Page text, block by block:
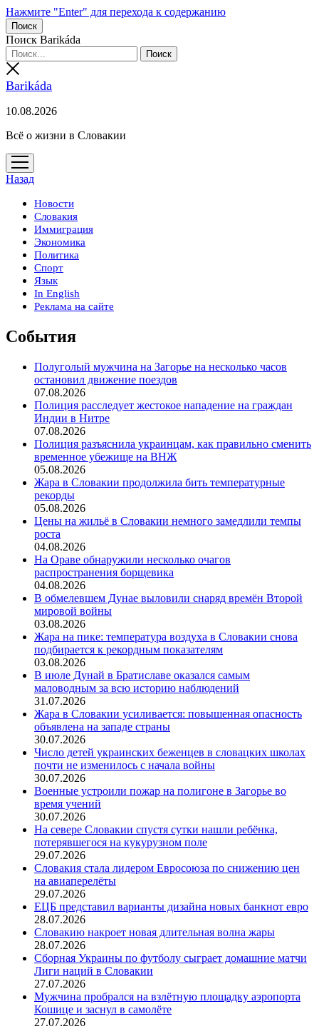
Нажмите "Enter" для перехода к содержанию
Поиск
Поиск Barikáda
Barikáda
10.08.2026
Всё о жизни в Словакии
открыть
меню
Назад
Новости
Словакия
Иммиграция
Экономика
Политика
Спорт
Язык
In English
Реклама на сайте
События
Полуголый мужчина на Загорье на несколько часов
остановил движение поездов
07.08.2026
Полиция расследует жестокое нападение на граждан
Индии в Нитре
07.08.2026
Полиция разъяснила украинцам, как правильно сменить
временное убежище на ВНЖ
05.08.2026
Жара в Словакии продолжила бить температурные
рекорды
05.08.2026
Цены на жильё в Словакии немного замедлили темпы
роста
04.08.2026
На Ораве обнаружили несколько очагов
распространения борщевика
04.08.2026
В обмелевшем Дунае выловили снаряд времён Второй
мировой войны
03.08.2026
Жара на пике: температура воздуха в Словакии снова
подбирается к рекордным показателям
03.08.2026
В июле Дунай в Братиславе оказался самым
маловодным за всю историю наблюдений
31.07.2026
Жара в Словакии усиливается: повышенная опасность
объявлена на западе страны
30.07.2026
Число детей украинских беженцев в словацких школах
почти не изменилось с начала войны
30.07.2026
Военные устроили пожар на полигоне в Загорье во
время учений
30.07.2026
На севере Словакии спустя сутки нашли ребёнка,
потерявшегося на кукурузном поле
29.07.2026
Словакия стала лидером Евросоюза по снижению цен
на авиаперелёты
29.07.2026
ЕЦБ представил варианты дизайна новых банкнот евро
28.07.2026
Словакию накроет новая длительная волна жары
28.07.2026
Сборная Украины по футболу сыграет домашние матчи
Лиги наций в Словакии
27.07.2026
Мужчина пробрался на взлётную площадку аэропорта
Кошице и заснул в самолёте
27.07.2026